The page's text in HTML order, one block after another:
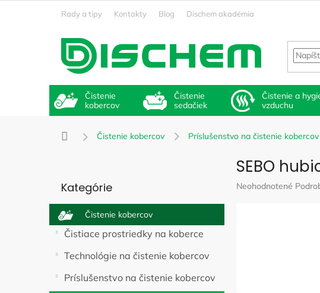
Rady a tipy Kontakty Blog Dischem akadémia
Čistenie
kobercov
Čistenie
sedačiek
Čistenie a
vzduchu
DomovČistenie kobercov Príslušenstvo na čistenie kobercov
ý
a
e
kategórie
Kategórie
Čistenie kobercov
Čistiace prostriedky na koberce
Technológie na čistenie kobercov
Príslušenstvo na čistenie kobercov
SEBO
Priemerné
Neohodnotené